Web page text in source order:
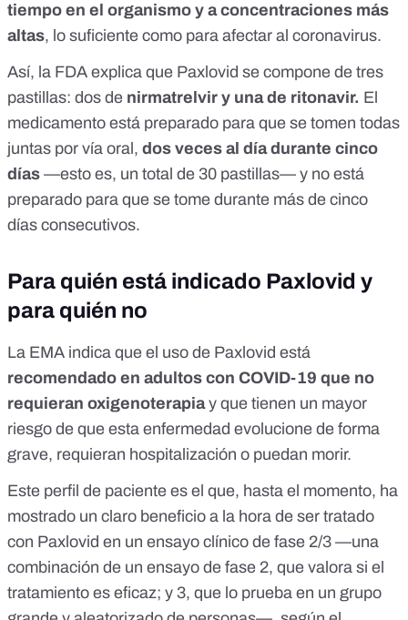
tiempo en el organismo y a concentraciones más
altas, lo suficiente como para afectar al coronavirus.
Así, la FDA explica que Paxlovid se compone de tres
pastillas: dos de nirmatrelvir y una de ritonavir. El
medicamento está preparado para que se tomen todas
juntas por vía oral, dos veces al día durante cinco
días —esto es, un total de 30 pastillas— y no está
preparado para que se tome durante más de cinco
días consecutivos.
Para quién está indicado Paxlovid y
para quién no
La EMA indica que el uso de Paxlovid está
recomendado en adultos con COVID-19 que no
requieran oxigenoterapiay que tienen un mayor
riesgo de que esta enfermedad evolucione de forma
grave, requieran hospitalización o puedan morir.
Este perfil de paciente es el que, hasta el momento, ha
mostrado un claro beneficio a la hora de ser tratado
con Paxlovid en un ensayo clínico de fase 2/3 —una
combinación de un ensayo de fase 2, que valora si el
tratamiento es eficaz; y 3, que lo prueba en un grupo